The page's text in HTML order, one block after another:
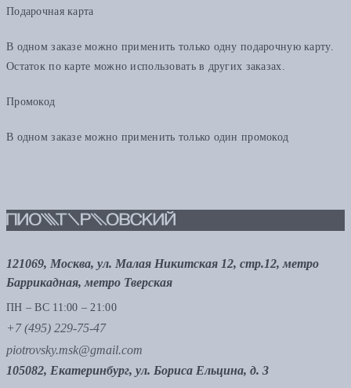
Подарочная карта
В одном заказе можно применить только одну подарочную карту.
Остаток по карте можно использовать в других заказах.
Промокод
В одном заказе можно применить только один промокод
121069, Москва, ул. Малая Никитская 12, стр.12, метро
Баррикадная, метро Тверская
ПН – ВС 11:00 – 21:00
+7 (495) 229-75-47
piotrovsky.msk@gmail.com
105082, Екатеринбург, ул. Бориса Ельцина, д. 3